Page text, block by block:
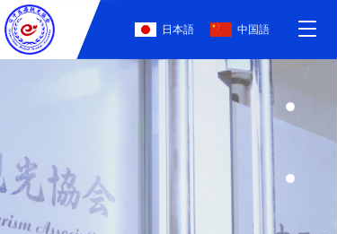
日本語 中国語
T
g
n
医疗・医美・旅游翻
业内最强医疗天团 最专业--由大型综合医院
课 最权威--邀请日本名医医师会的名医做专
最真实--由大学附属医院的现役日本人护士